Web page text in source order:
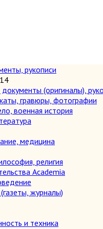
рукописи
14
(оригиналы),
гравюры, фотографии
военная история
медицина
религия
Academia
журналы)
и техника